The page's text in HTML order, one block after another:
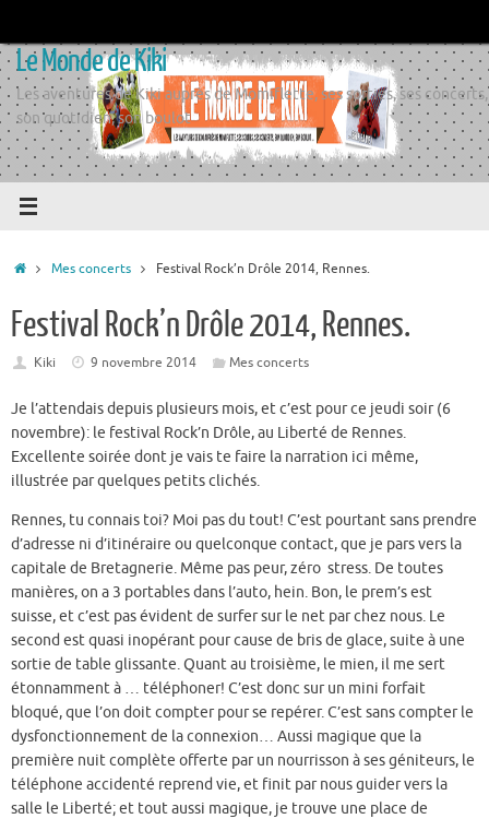
contenu
Le Monde de Kiki
Les aventures de Kiki auprès de Momiflette, ses sorties, ses concerts,
son quotidien, son boulot
Accueil
Mes concerts Festival Rock’n Drôle 2014, Rennes.
Festival Rock’n Drôle 2014, Rennes.
Kiki 9 novembre 2014 Mes concerts
Je l’attendais depuis plusieurs mois, et c’est pour ce jeudi soir (6
novembre): le festival Rock’n Drôle, au Liberté de Rennes.
Excellente soirée dont je vais te faire la narration ici même,
illustrée par quelques petits clichés.
Rennes, tu connais toi? Moi pas du tout! C’est pourtant sans prendre
d’adresse ni d’itinéraire ou quelconque contact, que je pars vers la
capitale de Bretagnerie. Même pas peur, zéro stress. De toutes
manières, on a 3 portables dans l’auto, hein. Bon, le prem’s est
suisse, et c’est pas évident de surfer sur le net par chez nous. Le
second est quasi inopérant pour cause de bris de glace, suite à une
sortie de table glissante. Quant au troisième, le mien, il me sert
étonnamment à … téléphoner! C’est donc sur un mini forfait
bloqué, que l’on doit compter pour se repérer. C’est sans compter le
dysfonctionnement de la connexion… Aussi magique que la
première nuit complète offerte par un nourrisson à ses géniteurs, le
téléphone accidenté reprend vie, et finit par nous guider vers la
salle le Liberté; et tout aussi magique, je trouve une place de